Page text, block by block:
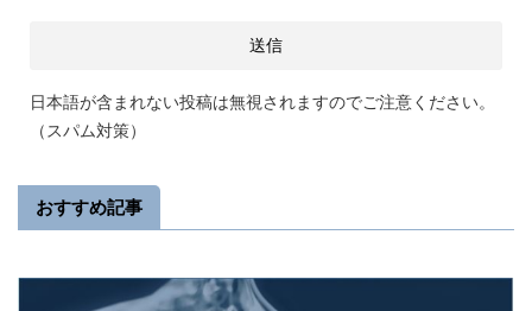
日本語が含まれない投稿は無視されますのでご注意ください。
（スパム対策）
おすすめ記事